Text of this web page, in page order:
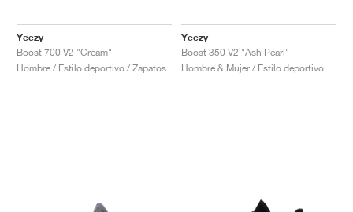
Yeezy
Boost 700 V2 "Cream"
Hombre / Estilo deportivo / Zapatos
Yeezy
Boost 350 V2 "Ash Pearl"